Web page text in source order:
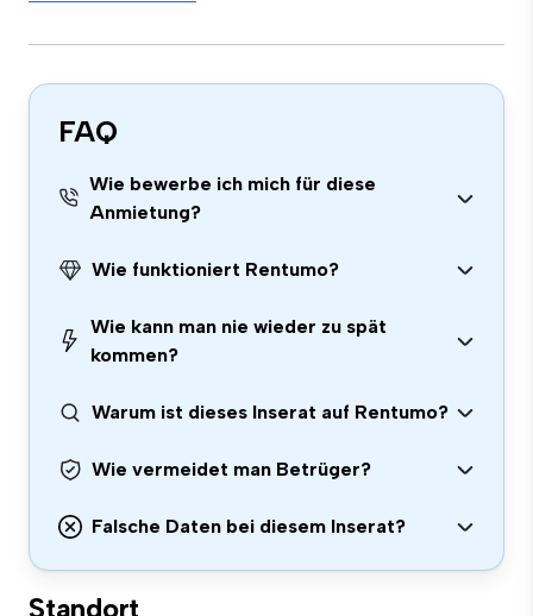
FAQ
Wie bewerbe ich mich für diese
Anmietung?
Wie funktioniert Rentumo?
Wie kann man nie wieder zu spät
kommen?
Warum ist dieses Inserat auf Rentumo?
Wie vermeidet man Betrüger?
Falsche Daten bei diesem Inserat?
Standort